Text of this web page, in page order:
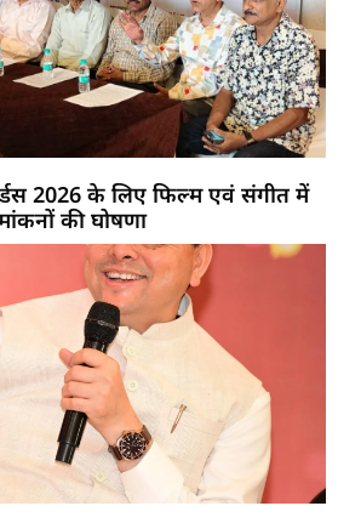
2026 के लिए फिल्म एवं संगीत में
की घोषणा